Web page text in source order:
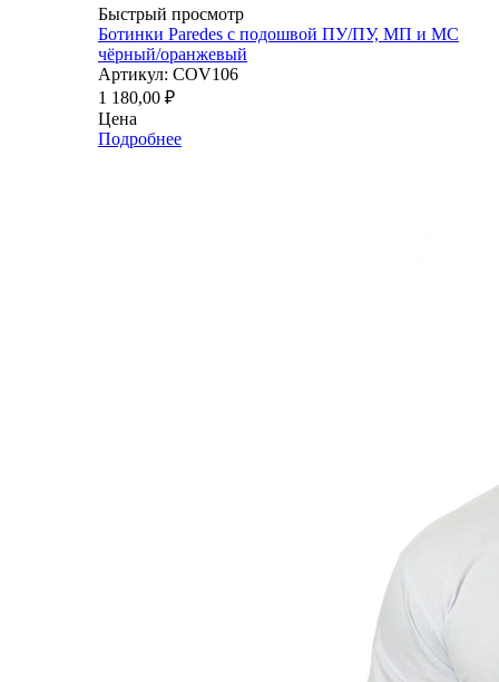
Быстрый просмотр
Ботинки Paredes с подошвой ПУ/ПУ, МП и МС
чёрный/оранжевый
Артикул: COV106
1 180,00 ₽
Цена
Подробнее